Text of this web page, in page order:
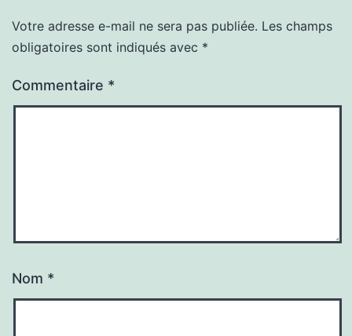
Votre adresse e-mail ne sera pas publiée. Les champs
obligatoires sont indiqués avec *
Commentaire *
Nom *